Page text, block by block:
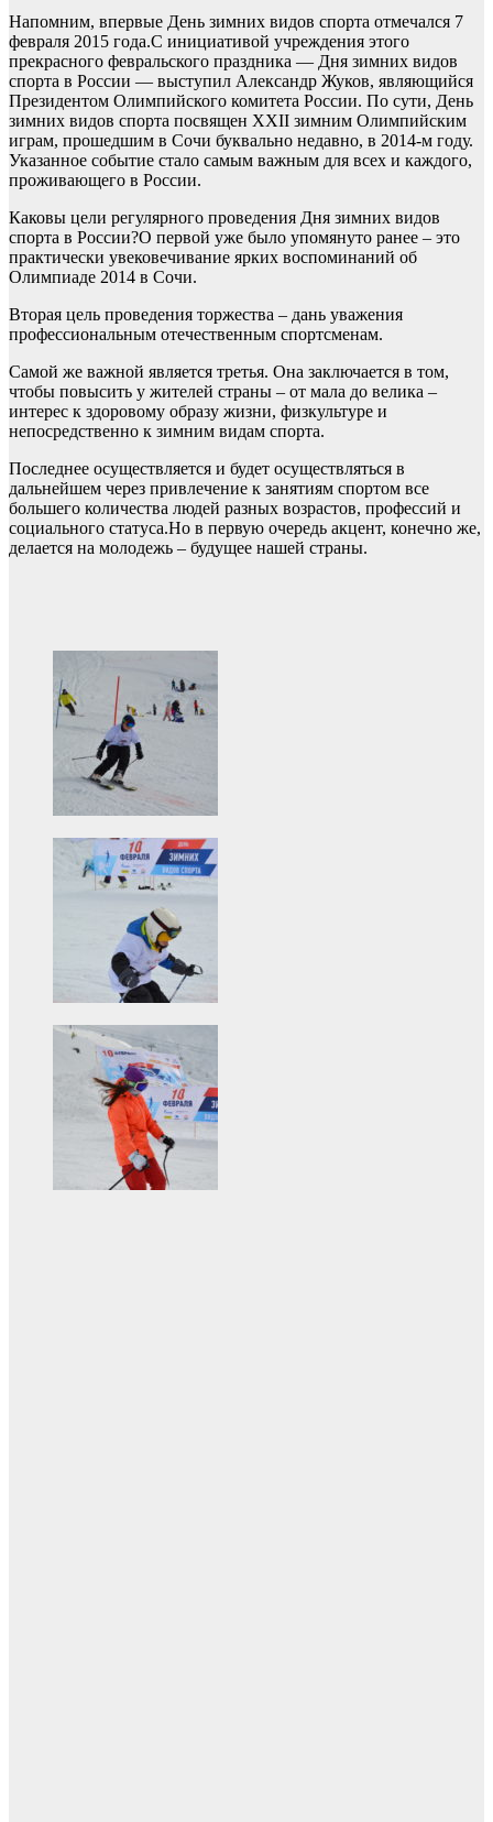
Напомним, впервые День зимних видов спорта отмечался 7
февраля 2015 года.С инициативой учреждения этого
прекрасного февральского праздника — Дня зимних видов
спорта в России — выступил Александр Жуков, являющийся
Президентом Олимпийского комитета России. По сути, День
зимних видов спорта посвящен XXII зимним Олимпийским
играм, прошедшим в Сочи буквально недавно, в 2014-м году.
Указанное событие стало самым важным для всех и каждого,
проживающего в России.
Каковы цели регулярного проведения Дня зимних видов
спорта в России?О первой уже было упомянуто ранее – это
практически увековечивание ярких воспоминаний об
Олимпиаде 2014 в Сочи.
Вторая цель проведения торжества – дань уважения
профессиональным отечественным спортсменам.
Самой же важной является третья. Она заключается в том,
чтобы повысить у жителей страны – от мала до велика –
интерес к здоровому образу жизни, физкультуре и
непосредственно к зимним видам спорта.
Последнее осуществляется и будет осуществляться в
дальнейшем через привлечение к занятиям спортом все
большего количества людей разных возрастов, профессий и
социального статуса.Но в первую очередь акцент, конечно же,
делается на молодежь – будущее нашей страны.